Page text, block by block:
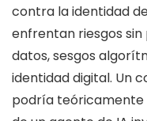
contra la identidad
enfrentan riesgos
datos, sesgos
identidad digital. Un
podría teóricamente